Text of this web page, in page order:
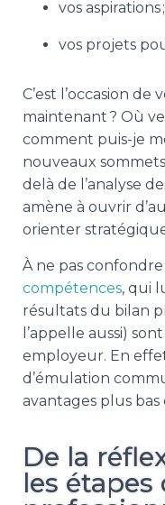
vos aspirations ;
vos projets
C’est l’occasion
maintenant ? Où
comment puis-je
nouveaux
delà de l’analyse
amène à ouvrir
orienter
À ne pas
compétences, qui
résultats du bilan
l’appelle aussi)
employeur. En
d’émulation
avantages plus bas
De la
les étapes